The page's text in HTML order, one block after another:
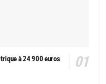
à 24 900 euros